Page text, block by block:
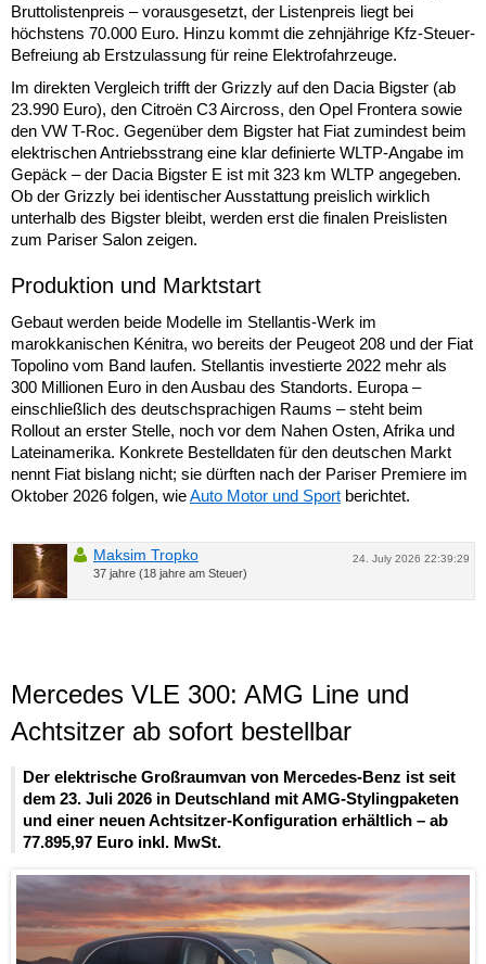
Bruttolistenpreis – vorausgesetzt, der Listenpreis liegt bei
höchstens 70.000 Euro. Hinzu kommt die zehnjährige Kfz-Steuer-
Befreiung ab Erstzulassung für reine Elektrofahrzeuge.
Im direkten Vergleich trifft der Grizzly auf den Dacia Bigster (ab
23.990 Euro), den Citroën C3 Aircross, den Opel Frontera sowie
den VW T-Roc. Gegenüber dem Bigster hat Fiat zumindest beim
elektrischen Antriebsstrang eine klar definierte WLTP-Angabe im
Gepäck – der Dacia Bigster E ist mit 323 km WLTP angegeben.
Ob der Grizzly bei identischer Ausstattung preislich wirklich
unterhalb des Bigster bleibt, werden erst die finalen Preislisten
zum Pariser Salon zeigen.
Produktion und Marktstart
Gebaut werden beide Modelle im Stellantis-Werk im
marokkanischen Kénitra, wo bereits der Peugeot 208 und der Fiat
Topolino vom Band laufen. Stellantis investierte 2022 mehr als
300 Millionen Euro in den Ausbau des Standorts. Europa –
einschließlich des deutschsprachigen Raums – steht beim
Rollout an erster Stelle, noch vor dem Nahen Osten, Afrika und
Lateinamerika. Konkrete Bestelldaten für den deutschen Markt
nennt Fiat bislang nicht; sie dürften nach der Pariser Premiere im
Oktober 2026 folgen, wieAuto Motor und Sport berichtet.
24. July 2026 22:39:29
Maksim Tropko
37 jahre (18 jahre am Steuer)
Mercedes VLE 300: AMG Line und
Achtsitzer ab sofort bestellbar
Der elektrische Großraumvan von Mercedes-Benz ist seit
dem 23. Juli 2026 in Deutschland mit AMG-Stylingpaketen
und einer neuen Achtsitzer-Konfiguration erhältlich – ab
77.895,97 Euro inkl. MwSt.